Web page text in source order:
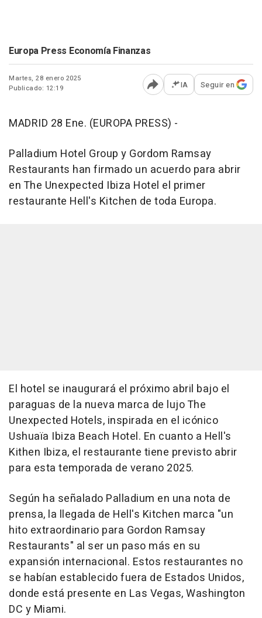
Europa Press Economía Finanzas
Martes, 28 enero 2025
Publicado: 12:19
Abrir opciones para
IA Seguir en
MADRID 28 Ene. (EUROPA PRESS) -
Palladium Hotel Group y Gordom Ramsay
Restaurants han firmado un acuerdo para abrir
en The Unexpected Ibiza Hotel el primer
restaurante Hell's Kitchen de toda Europa.
El hotel se inaugurará el próximo abril bajo el
paraguas de la nueva marca de lujo The
Unexpected Hotels, inspirada en el icónico
Ushuaïa Ibiza Beach Hotel. En cuanto a Hell's
Kithen Ibiza, el restaurante tiene previsto abrir
para esta temporada de verano 2025.
Según ha señalado Palladium en una nota de
prensa, la llegada de Hell's Kitchen marca "un
hito extraordinario para Gordon Ramsay
Restaurants" al ser un paso más en su
expansión internacional. Estos restaurantes no
se habían establecido fuera de Estados Unidos,
donde está presente en Las Vegas, Washington
DC y Miami.